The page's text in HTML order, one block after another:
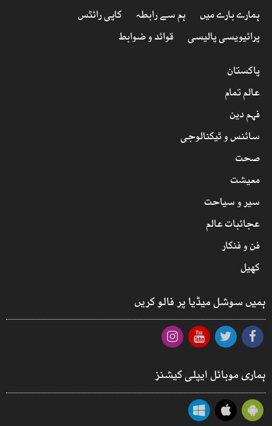
ہمارے بارے میں ہم سے رابطہ
کاپی رائٹس
پرائیویسی پالیسی
قوائد و ضوابط
پاکستان
عالم تمام
فہم دین
سائنس و ٹیکنالوجی
صحت
معیشت
سیر و سیاحت
عجائبات عالم
فن و فنکار
کھیل
ہمیں سوشل میڈیا پر فالو کریں
ہماری موبائل ایپلی کیشنز